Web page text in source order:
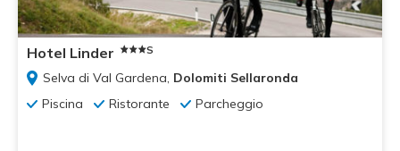
Hotel Linder S
Selva di Val Gardena, Dolomiti Sellaronda
Piscina
Ristorante Parcheggio